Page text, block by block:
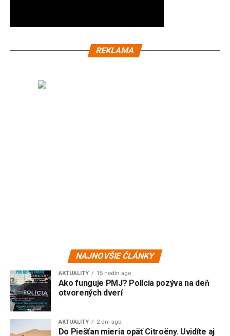
REKLAMA
NAJNOVŠIE ČLÁNKY
AKTUALITY 15 hodín ago
Ako funguje PMJ? Polícia pozýva na deň
otvorených dverí
AKTUALITY 2 dni ago
Do Piešťan mieria opäť Citroëny. Uvidíte aj